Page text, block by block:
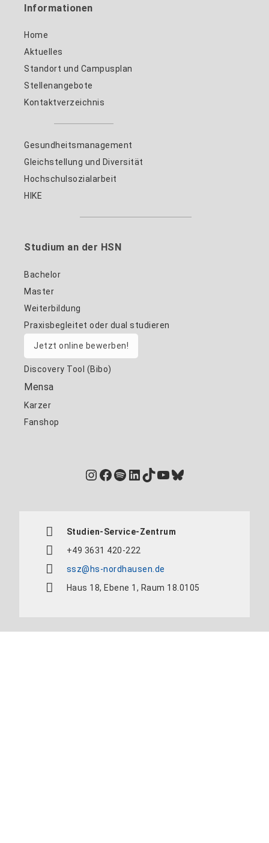
Informationen
Home
Aktuelles
Standort und Campusplan
Stellenangebote
Kontaktverzeichnis
Gesundheitsmanagement
Gleichstellung und Diversität
Hochschulsozialarbeit
HIKE
Studium an der HSN
Bachelor
Master
Weiterbildung
Praxisbegleitet oder dual studieren
Jetzt online bewerben!
Discovery Tool (Bibo)
Mensa
Karzer
Fanshop
Instagram
Facebook
Spotify
LinkedIn
TikTok
YouTube
Bluesky
Studien-Service-Zentrum
+49 3631 420-222
ssz@hs-nordhausen.de
Haus 18, Ebene 1, Raum 18.0105